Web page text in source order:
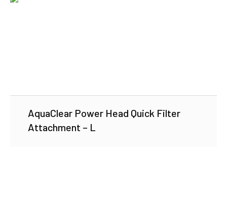
AquaClear Power Head Quick Filter
Attachment – L